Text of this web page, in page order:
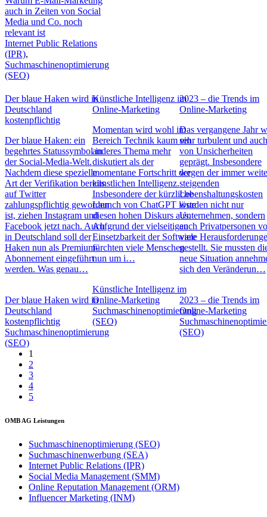
auch in Zeiten von Social
Media und Co. noch
relevant ist
Internet Public Relations
(IPR),
Suchmaschinenoptimierung
(SEO)
Der blaue Haken wird in
Deutschland
kostenpflichtig
Der blaue Haken: ein
begehrtes Statussymbol in
der Social-Media-Welt.
Nachdem diese spezielle
Art der Verifikation bereits
auf Twitter
zahlungspflichtig geworden
ist, ziehen Instagram und
Facebook jetzt nach. Auch
in Deutschland soll der
Haken nun als Premium-
Abonnement eingeführt
werden. Was genau…
Der blaue Haken wird in
Deutschland
kostenpflichtig
Suchmaschinenoptimierung
(SEO)
Künstliche Intelligenz im
Online-Marketing
Momentan wird wohl im
Bereich Technik kaum ein
anderes Thema mehr
diskutiert als der
momentane Fortschritt der
künstlichen Intelligenz.
Insbesondere der kürzliche
Launch von ChatGPT löste
diesen hohen Diskurs aus.
Aufgrund der vielseitigen
Einsetzbarkeit der Software
fürchten viele Menschen
nun um i…
Künstliche Intelligenz im
Online-Marketing
Suchmaschinenoptimierung
(SEO)
2023 – die Trends im
Online-Marketing
Das vergangene Jahr
sehr turbulent und
von Unsicherheiten
geprägt. Insbesondere
wegen der immer
steigenden
Lebenshaltungskosten
wurden nicht nur
Unternehmen, sondern
auch Privatpersonen
viele
gestellt. Sie mussten
neue Situation
sich den Veränderun…
2023 – die Trends im
Online-Marketing
(SEO)
1
2
3
4
5
OMB AG Leistungen
Suchmaschinenoptimierung (SEO)
Suchmaschinenwerbung (SEA)
Internet Public Relations (IPR)
Social Media Management (SMM)
Online Reputation Management (ORM)
Influencer Marketing (INM)